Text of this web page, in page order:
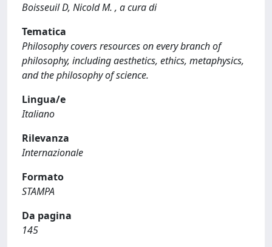
Boisseuil D, Nicold M. , a cura di
Tematica
Philosophy covers resources on every branch of
philosophy, including aesthetics, ethics, metaphysics,
and the philosophy of science.
Lingua/e
Italiano
Rilevanza
Internazionale
Formato
STAMPA
Da pagina
145